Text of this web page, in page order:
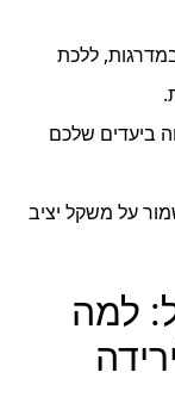
ללכת
ביעדים שלכם
על משקל יציב
למה